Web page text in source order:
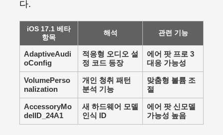
다.
iOS 17.1 베타
항목
해석 관련 기능
AdaptiveAudi
oConfig
적응형 오디오 설
정 코드 등장
에어 팟 프로 3
대응 가능성
VolumePerso
nalization
개인 청취 패턴
분석 기능
맞춤형 볼륨 조
절
AccessoryMo
delID_24A1
새 하드웨어 모델
인식 ID
에어 팟 신모델
가능성 높음